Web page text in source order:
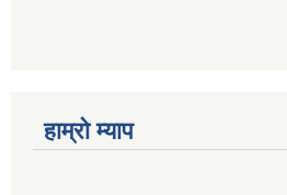
हाम्राे म्याप